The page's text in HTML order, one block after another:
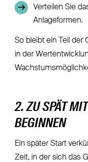
Verteilen Sie
Anlageformen.
So bleibt ein Teil der
in der
2. ZU SPÄT
BEGINNEN
Ein später Start
Zeit, in der sich das